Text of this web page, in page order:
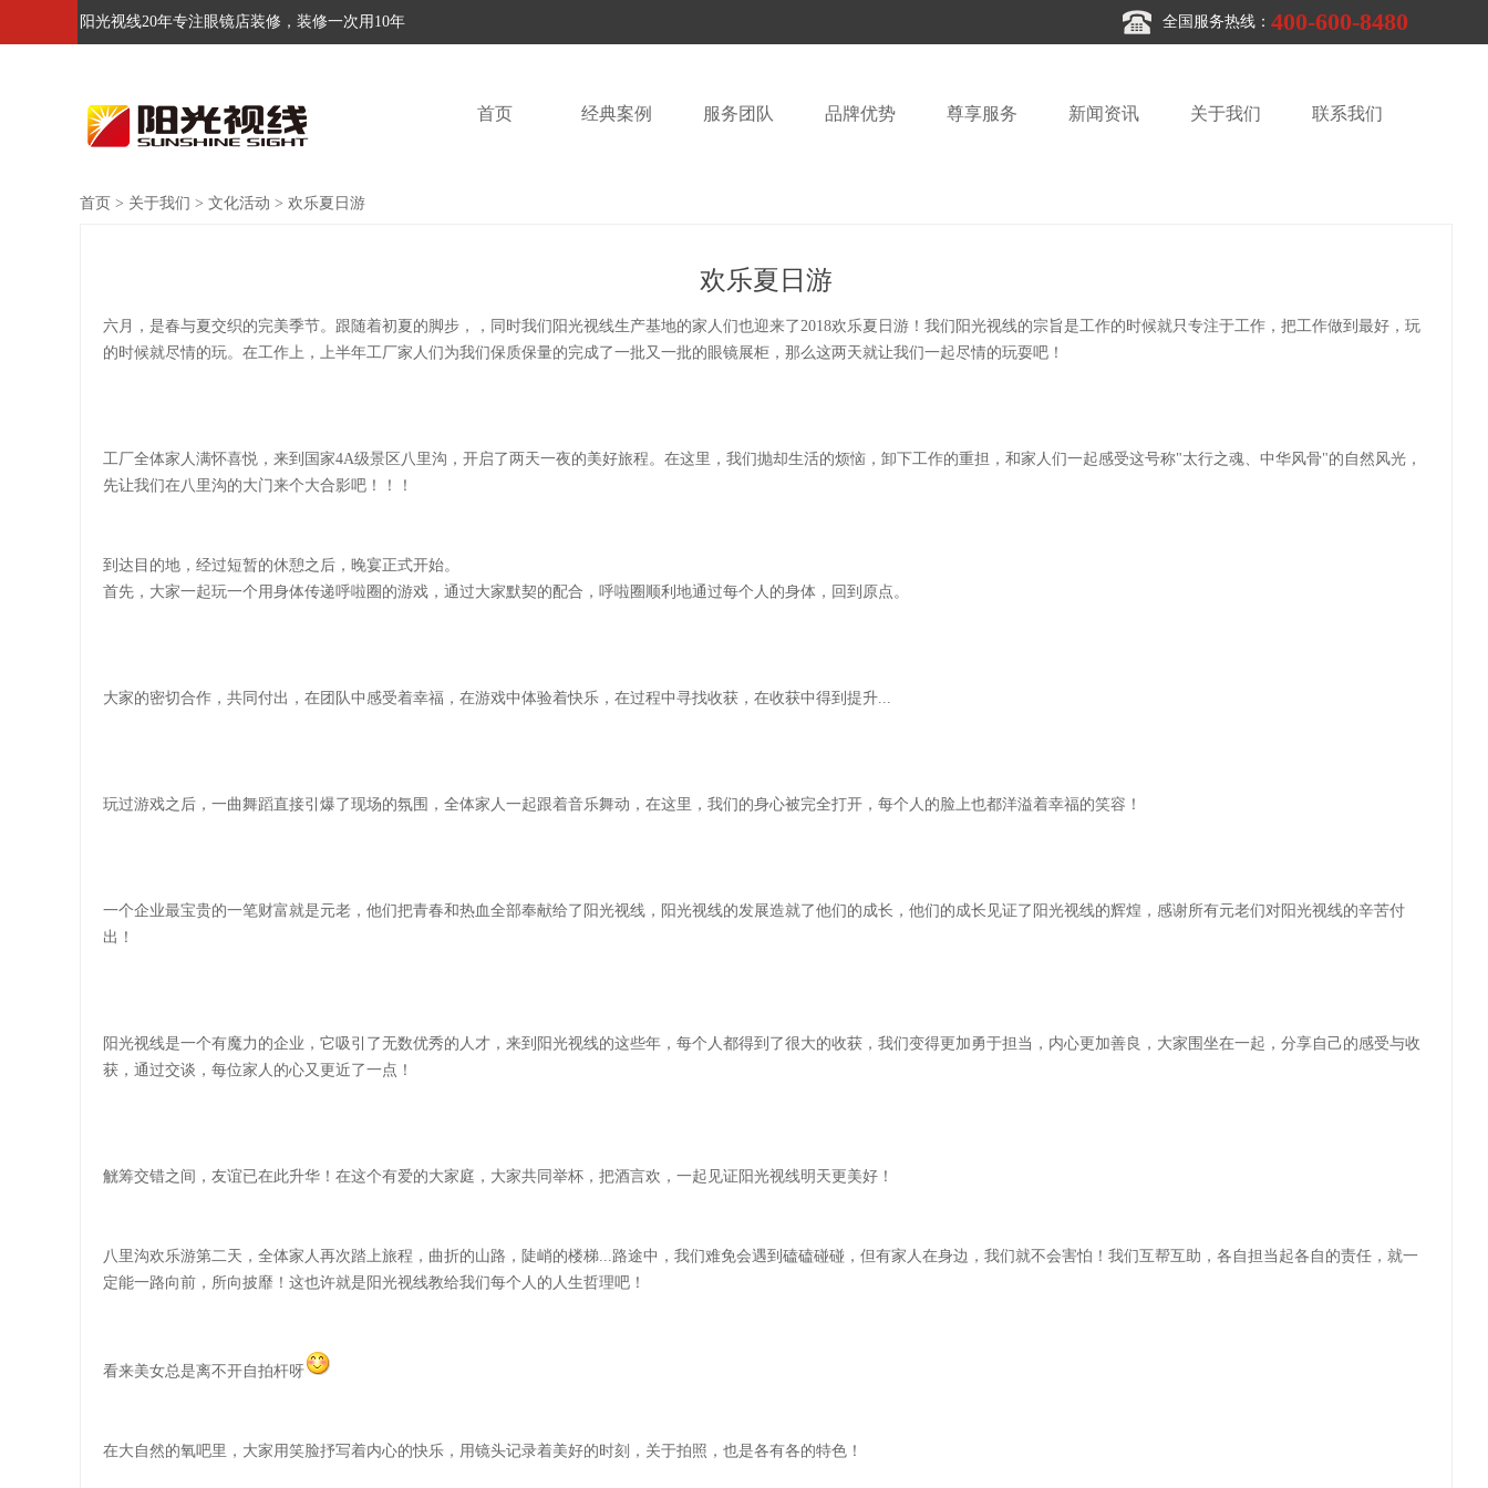
阳光视线20年专注眼镜店装修，装修一次用10年 全国服务热线： 400-600-8480
首页 经典案例 服务团队 品牌优势 尊享服务 新闻资讯 关于我们 联系我们
首页 > 关于我们 > 文化活动 > 欢乐夏日游
欢乐夏日游
六月，是春与夏交织的完美季节。跟随着初夏的脚步，，同时我们阳光视线生产基地的家人们也迎来了2018欢乐夏日游！我们阳光视线的宗旨是工作的时候就只专注于工作，把工作做到最好，玩
的时候就尽情的玩。在工作上，上半年工厂家人们为我们保质保量的完成了一批又一批的眼镜展柜，那么这两天就让我们一起尽情的玩耍吧！
工厂全体家人满怀喜悦，来到国家4A级景区八里沟，开启了两天一夜的美好旅程。在这里，我们抛却生活的烦恼，卸下工作的重担，和家人们一起感受这号称"太行之魂、中华风骨"的自然风光，
先让我们在八里沟的大门来个大合影吧！！！
到达目的地，经过短暂的休憩之后，晚宴正式开始。
首先，大家一起玩一个用身体传递呼啦圈的游戏，通过大家默契的配合，呼啦圈顺利地通过每个人的身体，回到原点。
大家的密切合作，共同付出，在团队中感受着幸福，在游戏中体验着快乐，在过程中寻找收获，在收获中得到提升...
玩过游戏之后，一曲舞蹈直接引爆了现场的氛围，全体家人一起跟着音乐舞动，在这里，我们的身心被完全打开，每个人的脸上也都洋溢着幸福的笑容！
一个企业最宝贵的一笔财富就是元老，他们把青春和热血全部奉献给了阳光视线，阳光视线的发展造就了他们的成长，他们的成长见证了阳光视线的辉煌，感谢所有元老们对阳光视线的辛苦付
出！
阳光视线是一个有魔力的企业，它吸引了无数优秀的人才，来到阳光视线的这些年，每个人都得到了很大的收获，我们变得更加勇于担当，内心更加善良，大家围坐在一起，分享自己的感受与收
获，通过交谈，每位家人的心又更近了一点！
觥筹交错之间，友谊已在此升华！在这个有爱的大家庭，大家共同举杯，把酒言欢，一起见证阳光视线明天更美好！
八里沟欢乐游第二天，全体家人再次踏上旅程，曲折的山路，陡峭的楼梯...路途中，我们难免会遇到磕磕碰碰，但有家人在身边，我们就不会害怕！我们互帮互助，各自担当起各自的责任，就一
定能一路向前，所向披靡！这也许就是阳光视线教给我们每个人的人生哲理吧！
看来美女总是离不开自拍杆呀
在大自然的氧吧里，大家用笑脸抒写着内心的快乐，用镜头记录着美好的时刻，关于拍照，也是各有各的特色！